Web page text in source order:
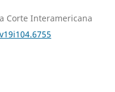
Corte Interamericana